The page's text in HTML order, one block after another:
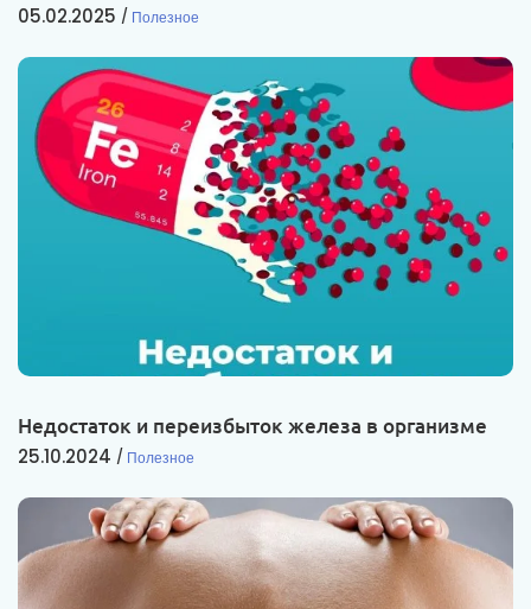
05.02.2025 Полезное
Недостаток и переизбыток железа в организме
25.10.2024 Полезное